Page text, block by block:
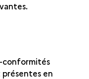
conformités
en